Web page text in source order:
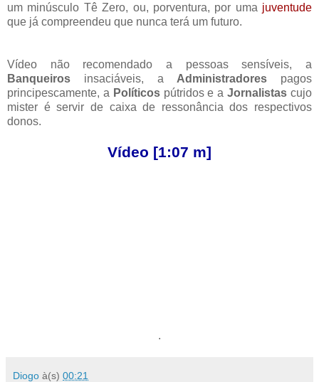
um minúsculo Tê Zero, ou, porventura, por uma juventude
que já compreendeu que nunca terá um futuro.
Vídeo não recomendado a pessoas sensíveis, a
Banqueiros insaciáveis, a Administradores pagos
principescamente, a Políticospútridos e aJornalistas cujo
mister é servir de caixa de ressonância dos respectivos
donos.
Vídeo [1:07 m]
.
Diogo à(s) 00:21